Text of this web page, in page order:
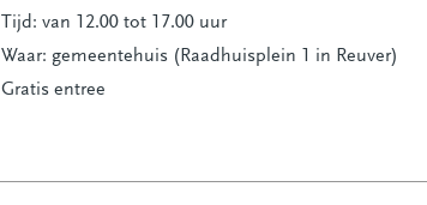
Tijd: van 12.00 tot 17.00 uur
Waar: gemeentehuis (Raadhuisplein 1 in Reuver)
Gratis entree